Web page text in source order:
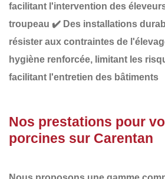
facilitant l'intervention des
troupeau ✔️ Des installations
résister aux contraintes de
hygiène renforcée, limitant les
facilitant l'entretien des bâtiments
Nos prestations pour
porcines sur Carentan